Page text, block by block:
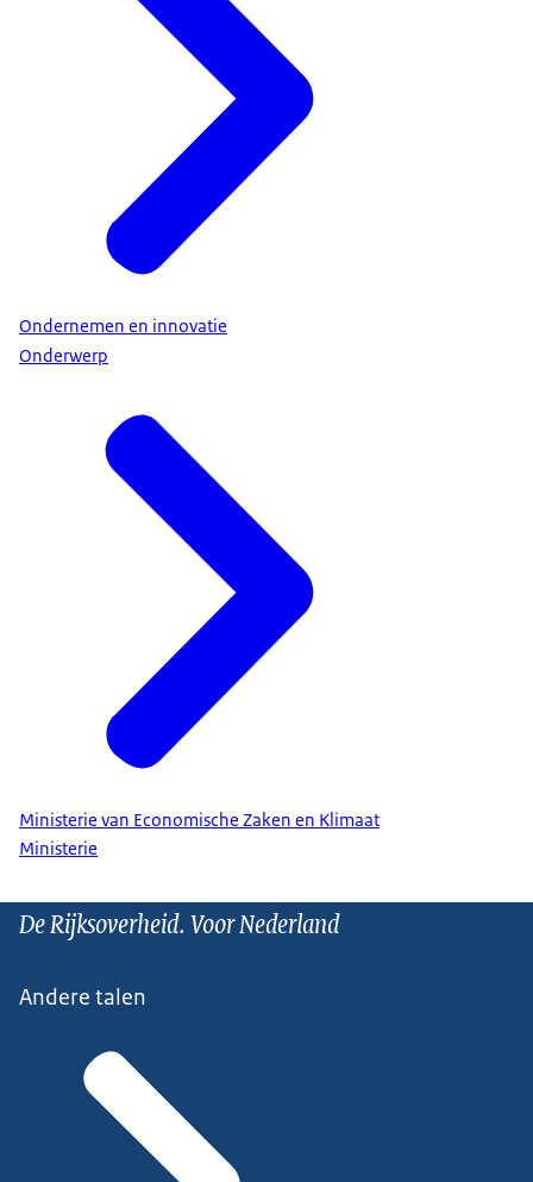
Ondernemen en innovatie
Onderwerp
Ministerie van Economische Zaken en Klimaat
Ministerie
De Rijksoverheid. Voor Nederland
Andere talen